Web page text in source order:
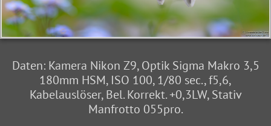
Daten: Kamera Nikon Z9, Optik Sigma Makro 3,5
180mm HSM, ISO 100, 1/80 sec., f5,6,
Kabelauslöser, Bel. Korrekt. +0,3LW, Stativ
Manfrotto 055pro.